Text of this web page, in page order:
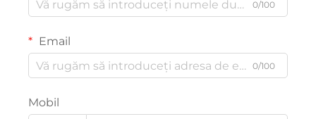
0/100
Email
0/100
Mobil